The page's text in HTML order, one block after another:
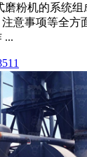
磨粉机的系统
意事项等全方
...